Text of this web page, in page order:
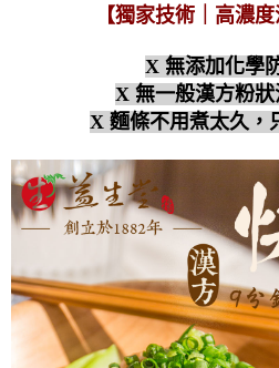
【獨家技術｜高濃度
X 無添加化學
X 無一般漢方粉狀
X 麵條不用煮太久，